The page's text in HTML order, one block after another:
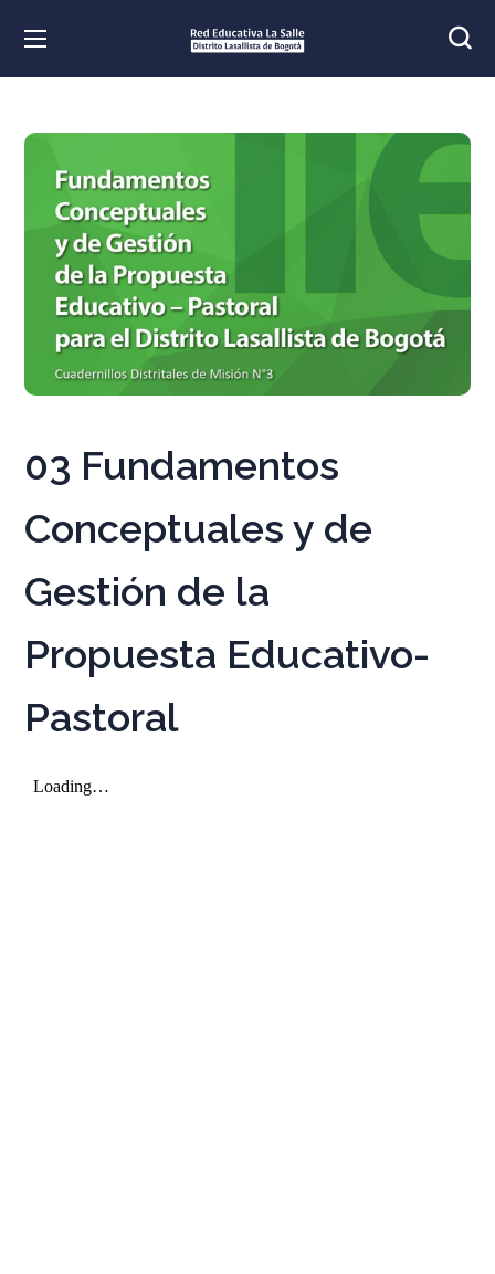
03 Fundamentos
Conceptuales y de
Gestión de la
Propuesta Educativo-
Pastoral